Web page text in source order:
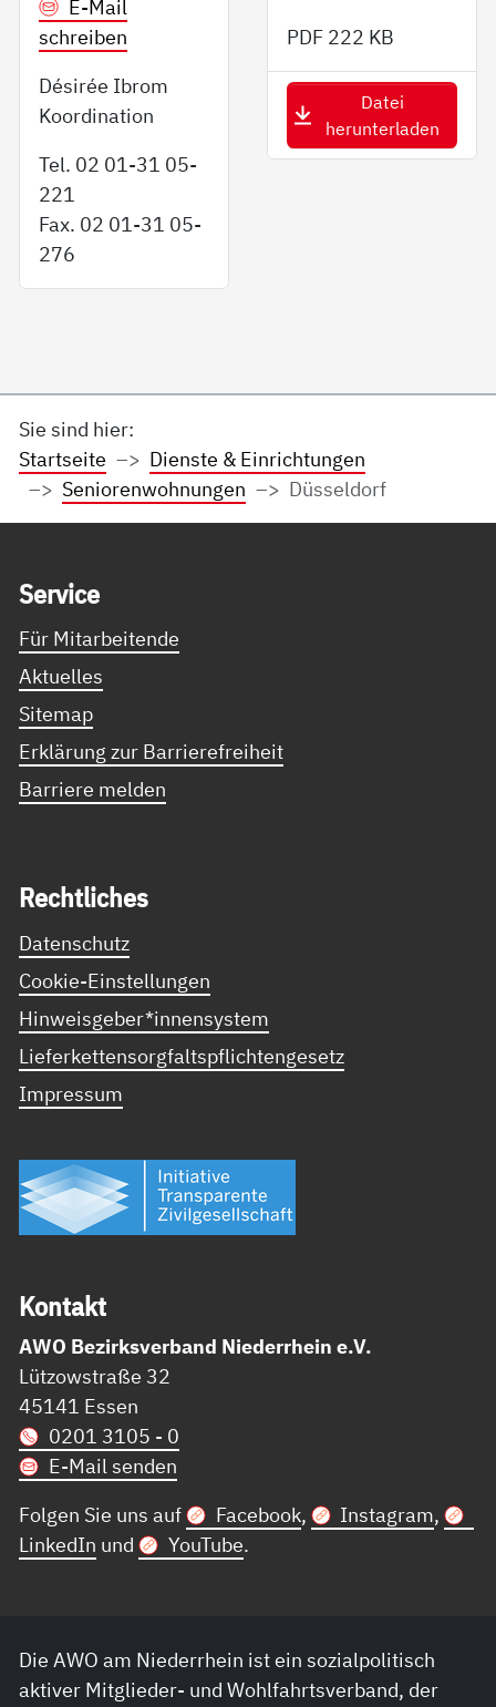
E-Mail
schreiben
Désirée Ibrom
Koordination
Tel. 02 01-31 05-
221
Fax. 02 01-31 05-
276
PDF 222 KB
Datei
herunterladen
Sie sind hier:
Startseite
Dienste & Einrichtungen
Seniorenwohnungen
Düsseldorf
Ser­vice
Für Mitarbeitende
Aktuelles
Sitemap
Erklärung zur Barrierefreiheit
Barriere melden
Recht­li­ches
Datenschutz
Cookie-Einstellungen
Hinweisgeber*innensystem
Lieferkettensorgfaltspflichtengesetz
Impressum
Kon­takt
AWO Bezirksverband Niederrhein e.V.
Lützowstraße 32
45141 Essen
0201 3105 - 0
E-Mail senden
Folgen Sie uns auf
Facebook, Instagram,
LinkedIn und YouTube.
Die AWO am Niederrhein ist ein sozialpolitisch
aktiver Mitglieder- und Wohlfahrtsverband, der